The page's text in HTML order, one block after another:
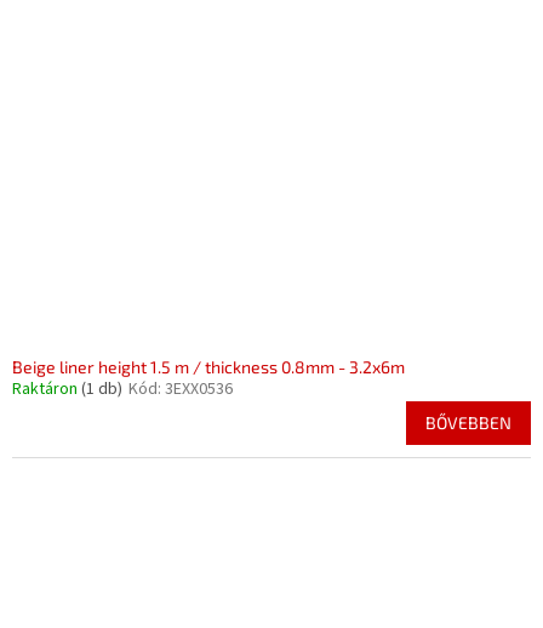
Beige liner height 1.5 m / thickness 0.8mm - 3.2x6m
Raktáron (1 db) Kód: 3EXX0536
BŐVEBBEN